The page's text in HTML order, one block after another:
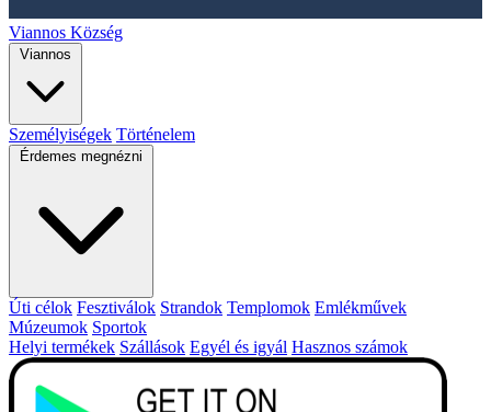
Viannos Község
Viannos
Személyiségek Történelem
Érdemes megnézni
Úti célok Fesztiválok Strandok Templomok Emlékművek
Múzeumok Sportok
Helyi termékek Szállások Egyél és igyál Hasznos számok